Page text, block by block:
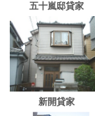
五十嵐邸貸家
新開貸家